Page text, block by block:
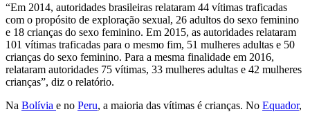
“Em 2014, autoridades brasileiras relataram 44 vítimas traficadas
com o propósito de exploração sexual, 26 adultos do sexo feminino
e 18 crianças do sexo feminino. Em 2015, as autoridades relataram
101 vítimas traficadas para o mesmo fim, 51 mulheres adultas e 50
crianças do sexo feminino. Para a mesma finalidade em 2016,
relataram autoridades 75 vítimas, 33 mulheres adultas e 42 mulheres
crianças”, diz o relatório.
Na Bolívia e no Peru, a maioria das vítimas é crianças. No Equador,